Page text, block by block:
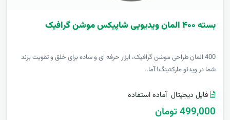
بسته ۴۰۰ المان ویدیویی شاپیکس موشن گرافیک
400 المان طراحی موشن گرافیک، ابزار حرفه ای و ساده برای خلق و تقویت برند
شما در ویدئو مارکتینگ! آما..
فایل دیجیتال آماده استفاده
499,000 تومان